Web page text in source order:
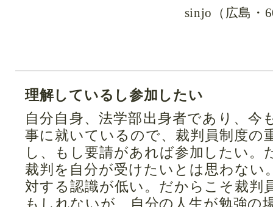
sinjo（広島・
理解しているし参加したい
自分自身、法学部出身者であり、今
事に就いているので、裁判員制度の
し、もし要請があれば参加したい。
裁判を自分が受けたいとは思わない
対する認識が低い。だからこそ裁判
もしれないが、自分の人生が勉強の